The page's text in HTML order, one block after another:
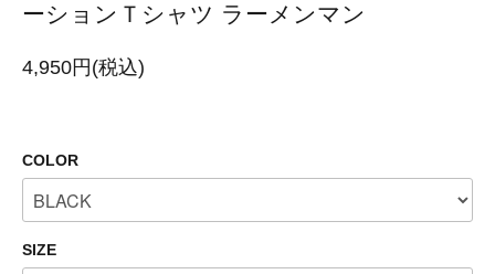
ーションＴシャツ ラーメンマン
4,950円(税込)
COLOR
SIZE